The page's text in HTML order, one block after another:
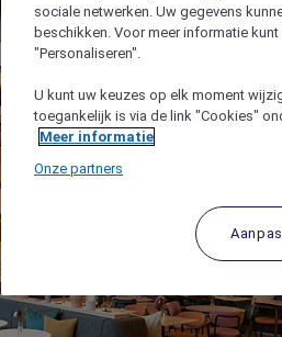
sociale netwerken. Uw gegevens
beschikken. Voor meer informatie
"Personaliseren".
U kunt uw keuzes op elk moment
toegankelijk is via de link "Cookies"
Meer informatie
Onze partners